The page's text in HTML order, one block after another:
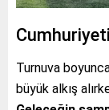
Turnuva
büyük alkış